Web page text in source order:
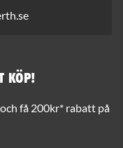
köp!
få 200kr* rabatt på